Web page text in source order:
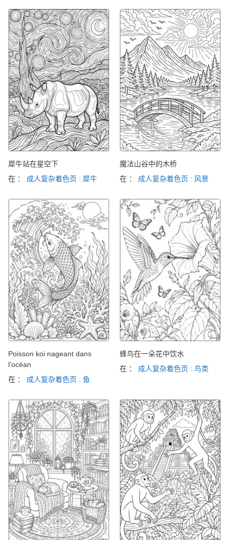
犀牛站在星空下
在 ： 成人复杂着色页 : 犀牛
魔法山谷中的木桥
在 ： 成人复杂着色页 : 风景
Poisson koi nageant dans
l'océan
在 ： 成人复杂着色页 : 鱼
蜂鸟在一朵花中饮水
在 ： 成人复杂着色页 : 鸟类